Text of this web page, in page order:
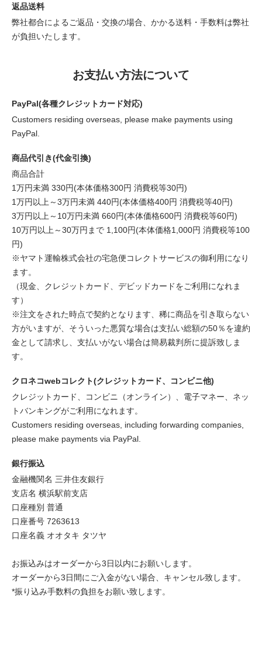
返品送料
弊社都合によるご返品・交換の場合、かかる送料・手数料は弊社
が負担いたします。
お支払い方法について
PayPal(各種クレジットカード対応)
Customers residing overseas, please make payments using
PayPal.
商品代引き(代金引換)
商品合計
1万円未満 330円(本体価格300円 消費税等30円)
1万円以上～3万円未満 440円(本体価格400円 消費税等40円)
3万円以上～10万円未満 660円(本体価格600円 消費税等60円)
10万円以上～30万円まで 1,100円(本体価格1,000円 消費税等100
円)
※ヤマト運輸株式会社の宅急便コレクトサービスの御利用になり
ます。
（現金、クレジットカード、デビッドカードをご利用になれま
す）
※注文をされた時点で契約となります、稀に商品を引き取らない
方がいますが、そういった悪質な場合は支払い総額の50％を違約
金として請求し、支払いがない場合は簡易裁判所に提訴致しま
す。
クロネコwebコレクト(クレジットカード、コンビニ他)
クレジットカード、コンビニ（オンライン）、電子マネー、ネッ
トバンキングがご利用になれます。
Customers residing overseas, including forwarding companies,
please make payments via PayPal.
銀行振込
金融機関名 三井住友銀行
支店名 横浜駅前支店
口座種別 普通
口座番号 7263613
口座名義 オオタキ タツヤ
お振込みはオーダーから3日以内にお願いします。
オーダーから3日間にご入金がない場合、キャンセル致します。
*振り込み手数料の負担をお願い致します。